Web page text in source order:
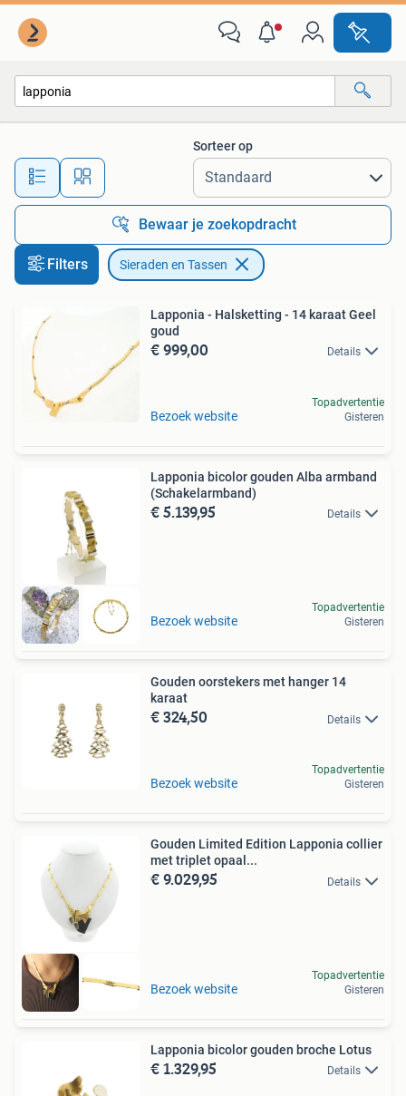
Alle afstanden…
Sorteer op
Bewaar je zoekopdracht
Filters Sieraden en Tassen
Lapponia - Halsketting - 14 karaat Geel
goud
€ 999,00 Details
Bezoek website
Topadvertentie
Gisteren
Lapponia bicolor gouden Alba armband
(Schakelarmband)
€ 5.139,95 Details
Bezoek website
Topadvertentie
Gisteren
Gouden oorstekers met hanger 14
karaat
€ 324,50 Details
Bezoek website
Topadvertentie
Gisteren
Gouden Limited Edition Lapponia collier
met triplet opaal...
€ 9.029,95 Details
Bezoek website
Topadvertentie
Gisteren
Lapponia bicolor gouden broche Lotus
€ 1.329,95 Details